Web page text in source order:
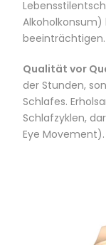
beeinträchtigen.
Qualität vor
der Stunden,
Schlafes.
Schlafzyklen,
Eye Movement).